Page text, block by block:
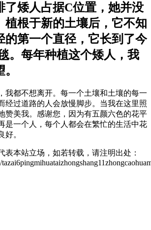
了矮人占据C位置，她并没
植根于新的土壤后，它不知
的第一个直径，它长到了今
。每年种植这个矮人，我
我都不想离开。每一个土壤和土壤的每一
经过道路的人会放慢脚步。当我在这里照
赞美我。感谢您，因为有五颜六色的花平
是一个人，每个人都会在繁忙的生活中花
好。
表本站立场，如若转载，请注明出处：